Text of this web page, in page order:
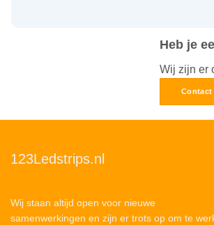
Heb je
Wij zijn er
Contact
123Ledstrips.nl
Wij staan altijd open voor nieuwe
samenwerkingen en zijn er trots op om te